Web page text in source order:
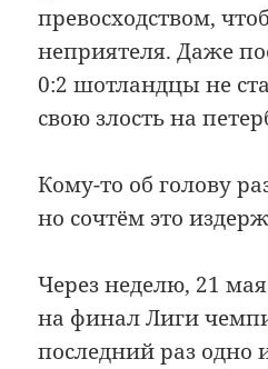
превосходством,
неприятеля. Даже
0:2 шотландцы не
свою злость на
Кому-то об голову
но сочтём это
Через неделю, 21
на финал Лиги
последний раз одно